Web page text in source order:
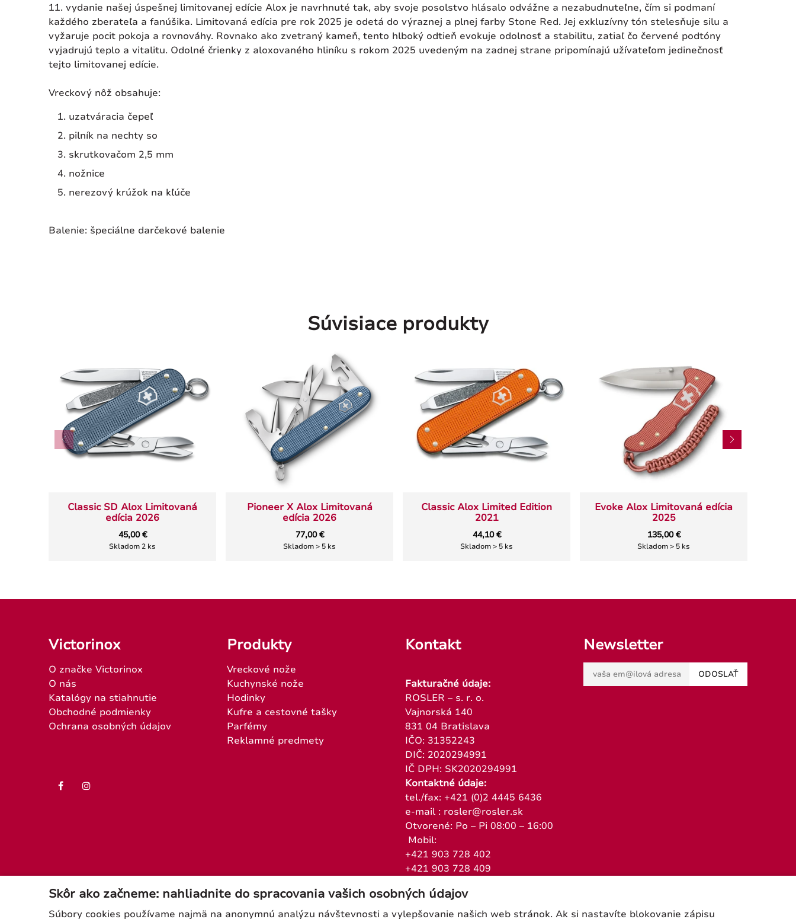
11. vydanie našej úspešnej limitovanej edície Alox je navrhnuté tak, aby svoje posolstvo hlásalo odvážne a nezabudnuteľne, čím si podmaní
každého zberateľa a fanúšika. Limitovaná edícia pre rok 2025 je odetá do výraznej a plnej farby Stone Red. Jej exkluzívny tón stelesňuje silu a
vyžaruje pocit pokoja a rovnováhy. Rovnako ako zvetraný kameň, tento hlboký odtieň evokuje odolnosť a stabilitu, zatiaľ čo červené podtóny
vyjadrujú teplo a vitalitu. Odolné črienky z aloxovaného hliníku s rokom 2025 uvedeným na zadnej strane pripomínajú užívateľom jedinečnosť
tejto limitovanej edície.
Vreckový nôž obsahuje:
uzatváracia čepeľ
pilník na nechty so
skrutkovačom 2,5 mm
nožnice
nerezový krúžok na kľúče
Balenie: špeciálne darčekové balenie
Súvisiace produkty
Classic SD Alox Limitovaná
edícia 2026
45,00 €
Skladom 2 ks
Pioneer X Alox Limitovaná
edícia 2026
77,00 €
Skladom > 5 ks
Classic Alox Limited Edition
2021
44,10 €
Skladom > 5 ks
Evoke Alox Limitovaná edícia
2025
135,00 €
Skladom > 5 ks
Victorinox
O značke Victorinox
O nás
Katalógy na stiahnutie
Obchodné podmienky
Ochrana osobných údajov
Produkty
Vreckové nože
Kuchynské nože
Hodinky
Kufre a cestovné tašky
Parfémy
Reklamné predmety
Kontakt
Fakturačné údaje:
ROSLER – s. r. o.
Vajnorská 140
831 04 Bratislava
IČO: 31352243
DIČ: 2020294991
IČ DPH: SK2020294991
Kontaktné údaje:
tel./fax: +421 (0)2 4445 6436
e-mail : rosler@rosler.sk
Otvorené: Po – Pi 08:00 – 16:00
Mobil:
+421 903 728 402
+421 903 728 409
Newsletter
ODOSLAŤ
Skôr ako začneme: nahliadnite do spracovania vašich osobných údajov
Súbory cookies používame najmä na anonymnú analýzu návštevnosti a vylepšovanie našich web stránok. Ak si nastavíte blokovanie zápisu